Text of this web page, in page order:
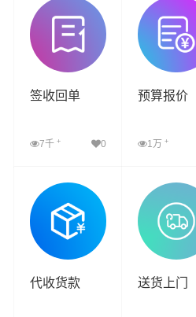
签收回单
7千 + 0
查看详细
预算报价
1万+
查看详细
代收货款 送货上门